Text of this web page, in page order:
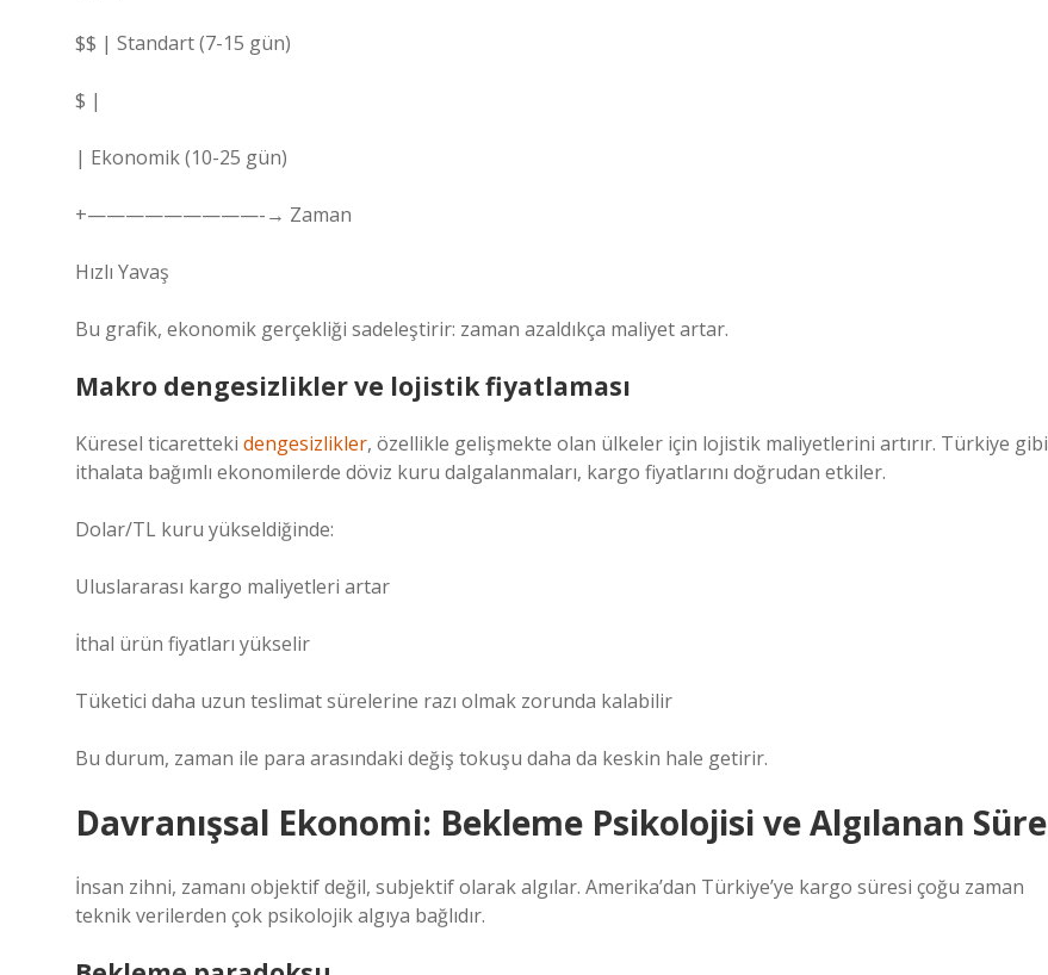
$$ | Standart (7-15 gün)
$ |
| Ekonomik (10-25 gün)
+—————————-→ Zaman
Hızlı Yavaş
Bu grafik, ekonomik gerçekliği sadeleştirir: zaman azaldıkça maliyet artar.
Makro dengesizlikler ve lojistik fiyatlaması
Küresel ticaretteki dengesizlikler, özellikle gelişmekte olan ülkeler için lojistik maliyetlerini artırır. Türkiye gibi
ithalata bağımlı ekonomilerde döviz kuru dalgalanmaları, kargo fiyatlarını doğrudan etkiler.
Dolar/TL kuru yükseldiğinde:
Uluslararası kargo maliyetleri artar
İthal ürün fiyatları yükselir
Tüketici daha uzun teslimat sürelerine razı olmak zorunda kalabilir
Bu durum, zaman ile para arasındaki değiş tokuşu daha da keskin hale getirir.
Davranışsal Ekonomi: Bekleme Psikolojisi ve Algılanan Süre
İnsan zihni, zamanı objektif değil, subjektif olarak algılar. Amerika’dan Türkiye’ye kargo süresi çoğu zaman
teknik verilerden çok psikolojik algıya bağlıdır.